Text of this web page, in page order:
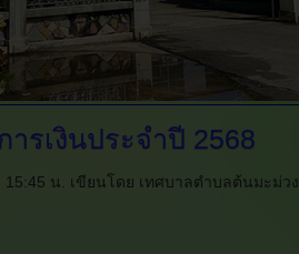
ารเงินประจำปี 2568
น. เขียนโดย เทศบาลตำบลต้นมะม่วง